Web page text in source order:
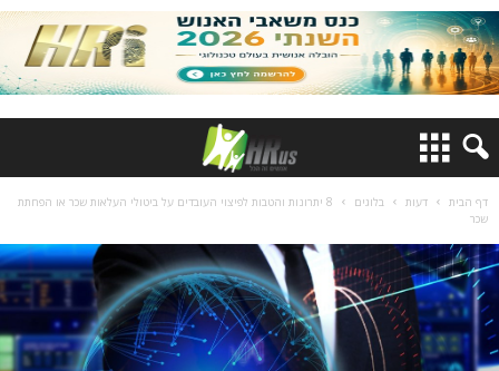
דף הבית דעות בלוגים
8 יתרונות והטבות לפיצוי העובדים על ביטולי העלאות שכר או הפחתת
שכר